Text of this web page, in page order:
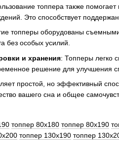
топпера также
Это способствует
топперы оборудованы
без особых усилий.
и хранения: Топперы легко
решение для улучшения
простой, но эффективный
вашего сна и общее
топпер 80x180 топпер 80x190
топпер 130x190 топпер